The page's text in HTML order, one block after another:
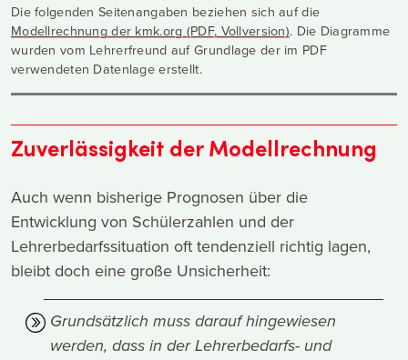
Die folgenden Seitenangaben beziehen sich auf die
Modellrechnung der kmk.org (PDF, Vollversion). Die Diagramme
wurden vom Lehrerfreund auf Grundlage der im PDF
verwendeten Datenlage erstellt.
Zuverlässigkeit der Modellrechnung
Auch wenn bisherige Prognosen über die
Entwicklung von Schülerzahlen und der
Lehrerbedarfssituation oft tendenziell richtig lagen,
bleibt doch eine große Unsicherheit:
Grundsätzlich muss darauf hingewiesen
werden, dass in der Lehrerbedarfs- und